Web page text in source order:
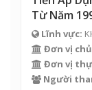
Từ Năm
Lĩnh vực:
Đơn vị
Đơn vị
Người